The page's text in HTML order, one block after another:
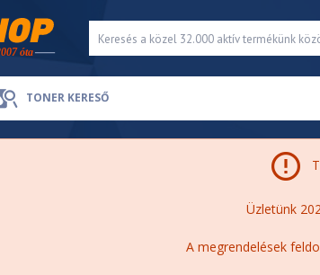
TONER KERESŐ
Üzletünk
A megrendelések